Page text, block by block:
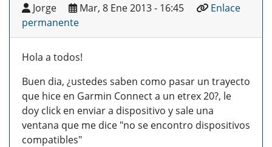
Jorge Mar, 8 Ene 2013 - 16:45
Enlace
permanente
Hola a todos!
Buen dia, ¿ustedes saben como pasar un trayecto
que hice en Garmin Connect a un etrex 20?, le
doy click en enviar a dispositivo y sale una
ventana que me dice "no se encontro dispositivos
compatibles"